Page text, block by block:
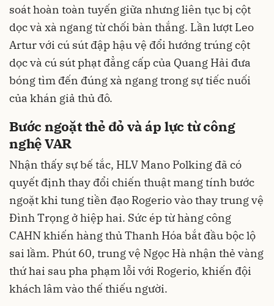
soát hoàn toàn tuyến giữa nhưng liên tục bị cột
dọc và xà ngang từ chối bàn thắng. Lần lượt Leo
Artur với cú sút đập hậu vệ đổi hướng trúng cột
dọc và cú sút phạt đẳng cấp của Quang Hải đưa
bóng tìm đến đúng xà ngang trong sự tiếc nuối
của khán giả thủ đô.
Bước ngoặt thẻ đỏ và áp lực từ công
nghệ VAR
Nhận thấy sự bế tắc, HLV Mano Polking đã có
quyết định thay đổi chiến thuật mang tính bước
ngoặt khi tung tiền đạo Rogerio vào thay trung vệ
Đình Trọng ở hiệp hai. Sức ép từ hàng công
CAHN khiến hàng thủ Thanh Hóa bắt đầu bộc lộ
sai lầm. Phút 60, trung vệ Ngọc Hà nhận thẻ vàng
thứ hai sau pha phạm lỗi với Rogerio, khiến đội
khách lâm vào thế thiếu người.